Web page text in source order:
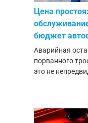
Цена
бюджет
Аварийная
порванного
это не